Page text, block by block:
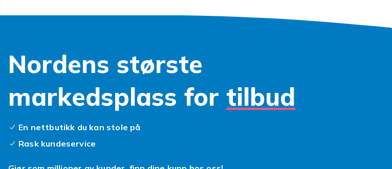
iPhone 13 Pro Max pris, og vi kan
snappe med ro i sjelen. Dette er din sjanse til å eie en
ettertraktede modeller og samtidig være snill mot både
Så, hva venter du på? Dykk ned i vårt utvalg av
din nye bestevenn. Et smart kjøp er bare noen klikk
Nordens største
markedsplass for tilbud
En nettbutikk du kan stole på
Rask kundeservice